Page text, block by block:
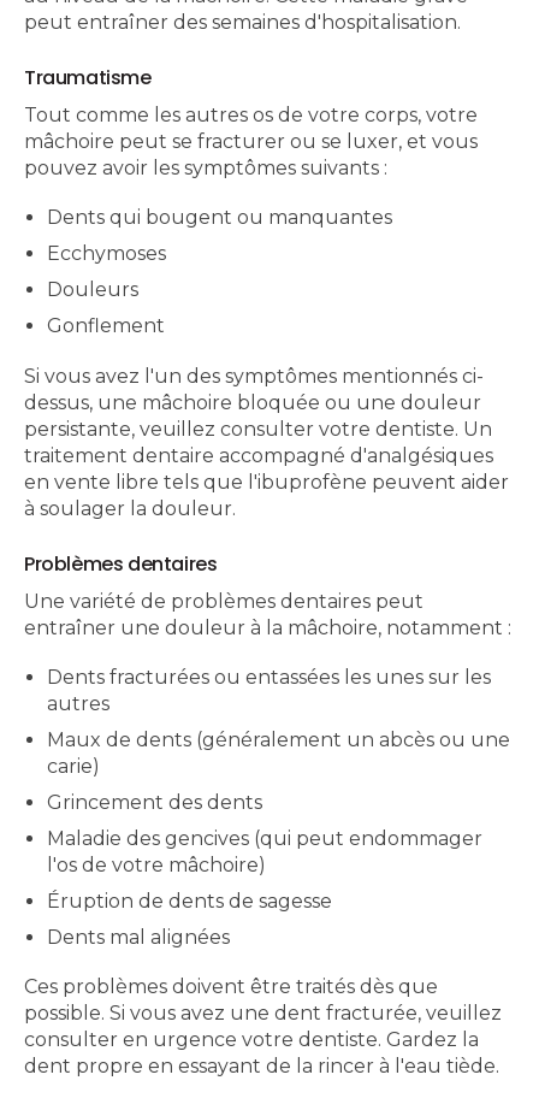
peut entraîner des semaines d'hospitalisation.
Traumatisme
Tout comme les autres os de votre corps, votre
mâchoire peut se fracturer ou se luxer, et vous
pouvez avoir les symptômes suivants :
Dents qui bougent ou manquantes
Ecchymoses
Douleurs
Gonflement
Si vous avez l'un des symptômes mentionnés ci-
dessus, une mâchoire bloquée ou une douleur
persistante, veuillez consulter votre dentiste. Un
traitement dentaire accompagné d'analgésiques
en vente libre tels que l'ibuprofène peuvent aider
à soulager la douleur.
Problèmes dentaires
Une variété de problèmes dentaires peut
entraîner une douleur à la mâchoire, notamment :
Dents fracturées ou entassées les unes sur les
autres
Maux de dents (généralement un abcès ou une
carie)
Grincement des dents
Maladie des gencives (qui peut endommager
l'os de votre mâchoire)
Éruption de dents de sagesse
Dents mal alignées
Ces problèmes doivent être traités dès que
possible. Si vous avez une dent fracturée, veuillez
consulter en urgence votre dentiste. Gardez la
dent propre en essayant de la rincer à l'eau tiède.